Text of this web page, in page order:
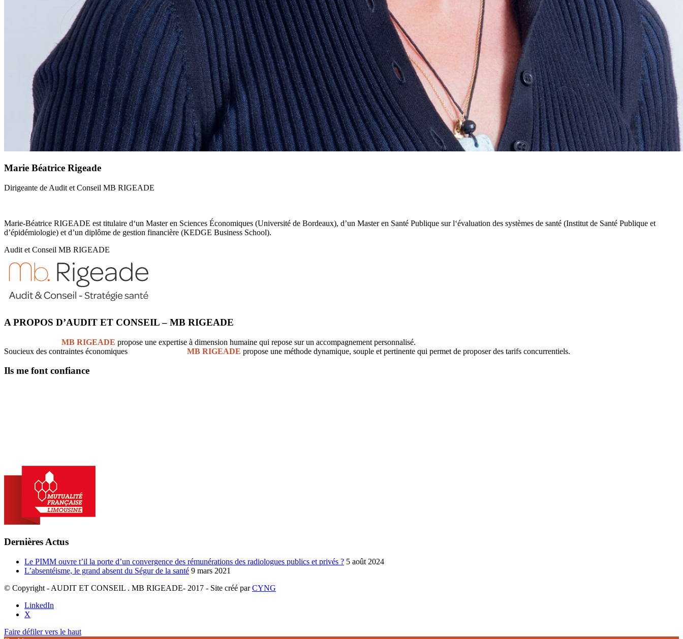
Marie Béatrice Rigeade
Dirigeante de Audit et Conseil MB RIGEADE
Marie-Béatrice RIGEADE est titulaire d‘un Master en Sciences Économiques (Université de Bordeaux), d’un Master en Santé Publique sur l‘évaluation des systèmes de santé (Institut de Santé Publique et
d’épidémiologie) et d’un diplôme de gestion financière (KEDGE Business School).
Audit et Conseil MB RIGEADE
A PROPOS D’AUDIT ET CONSEIL – MB RIGEADE
MB RIGEADE propose une expertise à dimension humaine qui repose sur un accompagnement personnalisé.
Soucieux des contraintes économiques
MB RIGEADE propose une méthode dynamique, souple et pertinente qui permet de proposer des tarifs concurrentiels.
Ils me font confiance
Dernières Actus
Le PIMM ouvre t’il la porte d’un convergence des rémunérations des radiologues publics et privés ? 5 août 2024
L’absentéisme, le grand absent du Ségur de la santé 9 mars 2021
© Copyright - AUDIT ET CONSEIL . MB RIGEADE- 2017 - Site créé parCYNG
LinkedIn
X
Faire défiler vers le haut